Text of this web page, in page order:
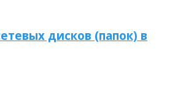
дисков (папок) в